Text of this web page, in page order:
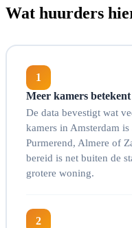
Wat huurders
1
Meer kamers
De data bevestigt wat
kamers in Amsterdam
Purmerend, Almere of
bereid is net buiten de
grotere woning.
2